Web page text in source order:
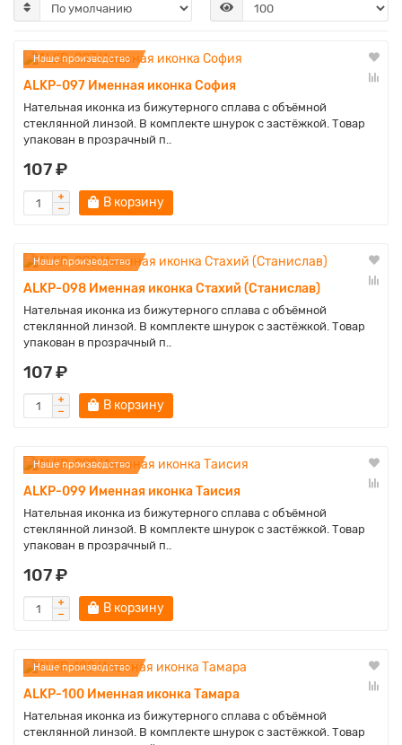
Наше производство
ALKP-097 Именная иконка София
Нательная иконка из бижутерного сплава с объёмной
стеклянной линзой. В комплекте шнурок с застёжкой. Товар
упакован в прозрачный п..
107 ₽
В корзину
Наше производство
ALKP-098 Именная иконка Стахий (Станислав)
Нательная иконка из бижутерного сплава с объёмной
стеклянной линзой. В комплекте шнурок с застёжкой. Товар
упакован в прозрачный п..
107 ₽
В корзину
Наше производство
ALKP-099 Именная иконка Таисия
Нательная иконка из бижутерного сплава с объёмной
стеклянной линзой. В комплекте шнурок с застёжкой. Товар
упакован в прозрачный п..
107 ₽
В корзину
Наше производство
ALKP-100 Именная иконка Тамара
Нательная иконка из бижутерного сплава с объёмной
стеклянной линзой. В комплекте шнурок с застёжкой. Товар